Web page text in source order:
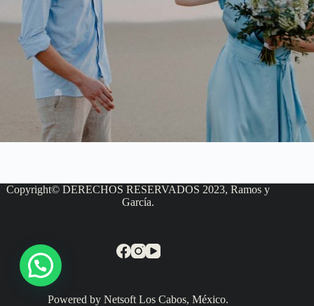
Copyright© DERECHOS RESERVADOS 2023, Ramos y
García.
Powered by Netsoft Los Cabos, México.